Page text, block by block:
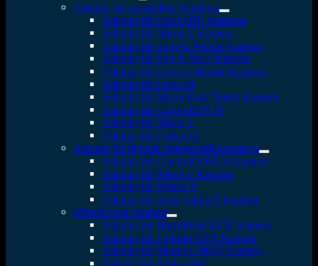
Adapter für spiegellose Kameras
Adapter für Canon RF Kameras
Adapter für Nikon Z Kamera
Adapter für Sony-E Mount Kamera
Adapter für Fuji X-Serie Kamera
Adapter für Leica L-Mount Kameras
Adapter für Leica M
Adapter für Micro Four Thirds Kamera
Adapter für Canon EOS M
Adapter für Nikon 1
Adapter für Pentax Q
Adapter für digitale Spiegelreflexkameras
Adapter für Canon EF/EF-S Kamera
Adapter für Nikon F Kamera
Adapter für Pentax K
Adapter für Sony Alpha A Kamera
Mittelformat Adapter
Adapter für Hasselblad XCD Kamera
Adapter für Fujifilm GFX Kamera
Adapter für Mamiya M645 Kamera
Adapter für Pentax 645